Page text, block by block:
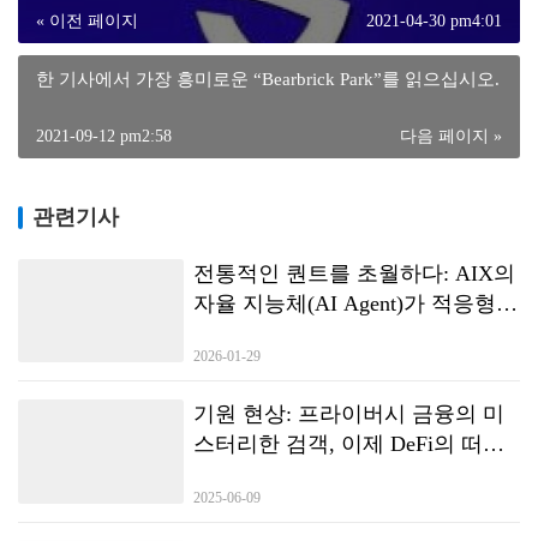
« 이전 페이지 2021-04-30 pm4:01
한 기사에서 가장 흥미로운 “Bearbrick Park”를 읽으십시오.
다음 페이지 »
2021-09-12 pm2:58
관련기사
전통적인 퀀트를 초월하다: AIX의
자율 지능체(AI Agent)가 적응형
2026-01-29
기원 현상: 프라이버시 금융의 미
스터리한 검객, 이제 DeFi의 떠오
2025-06-09